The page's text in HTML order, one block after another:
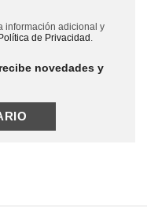
información adicional y
Política de Privacidad .
novedades y